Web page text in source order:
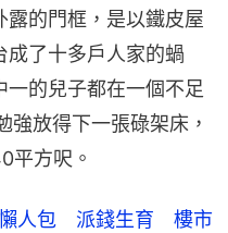
的門框，是以鐵皮屋
成了十多戶人家的蝸
的兒子都在一個不足
放得下一張碌架床，
平方呎。
人包　派錢生育　樓市